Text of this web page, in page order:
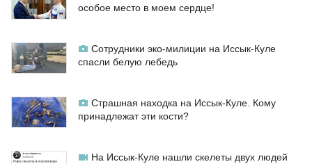
особое место в моем сердце!
Сотрудники эко-милиции на Иссык-Куле
спасли белую лебедь
Страшная находка на Иссык-Куле. Кому
принадлежат эти кости?
На Иссык-Куле нашли скелеты двух людей